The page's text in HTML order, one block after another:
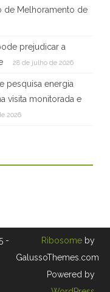
de Melhoramento de
prejudicar a
28 de julho de 2026
pesquisa energia
visita monitorada e
2026
-
Ribosomeby
GalussoThemes.com
Powered by